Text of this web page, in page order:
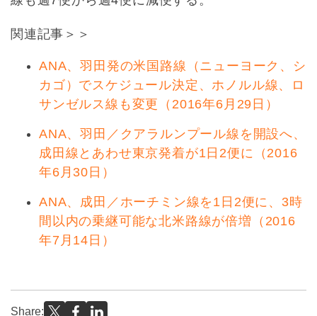
関連記事＞＞
ANA、羽田発の米国路線（ニューヨーク、シ
カゴ）でスケジュール決定、ホノルル線、ロ
サンゼルス線も変更（2016年6月29日）
ANA、羽田／クアラルンプール線を開設へ、
成田線とあわせ東京発着が1日2便に（2016
年6月30日）
ANA、成田／ホーチミン線を1日2便に、3時
間以内の乗継可能な北米路線が倍増（2016
年7月14日）
Share: